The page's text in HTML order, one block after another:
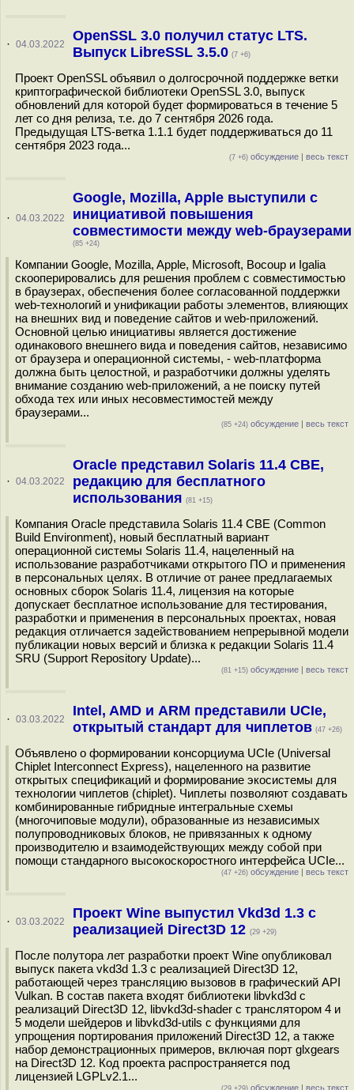
· 04.03.2022
OpenSSL 3.0 получил статус LTS.
Выпуск LibreSSL 3.5.0 (7 +6)
Проект OpenSSL объявил о долгосрочной поддержке ветки
криптографической библиотеки OpenSSL 3.0, выпуск
обновлений для которой будет формироваться в течение 5
лет со дня релиза, т.е. до 7 сентября 2026 года.
Предыдущая LTS-ветка 1.1.1 будет поддерживаться до 11
сентября 2023 года...
(7 +6) обсуждение | весь текст
· 04.03.2022
Google, Mozilla, Apple выступили с
инициативой повышения
совместимости между web-браузерами
(85 +24)
Компании Google, Mozilla, Apple, Microsoft, Bocoup и Igalia
скооперировались для решения проблем с совместимостью
в браузерах, обеспечения более согласованной поддержки
web-технологий и унификации работы элементов, влияющих
на внешних вид и поведение сайтов и web-приложений.
Основной целью инициативы является достижение
одинакового внешнего вида и поведения сайтов, независимо
от браузера и операционной системы, - web-платформа
должна быть целостной, и разработчики должны уделять
внимание созданию web-приложений, а не поиску путей
обхода тех или иных несовместимостей между
браузерами...
(85 +24) обсуждение | весь текст
· 04.03.2022
Oracle представил Solaris 11.4 CBE,
редакцию для бесплатного
использования (81 +15)
Компания Oracle представила Solaris 11.4 CBE (Common
Build Environment), новый бесплатный вариант
операционной системы Solaris 11.4, нацеленный на
использование разработчиками открытого ПО и применения
в персональных целях. В отличие от ранее предлагаемых
основных сборок Solaris 11.4, лицензия на которые
допускает бесплатное использование для тестирования,
разработки и применения в персональных проектах, новая
редакция отличается задействованием непрерывной модели
публикации новых версий и близка к редакции Solaris 11.4
SRU (Support Repository Update)...
(81 +15) обсуждение | весь текст
· 03.03.2022
Intel, AMD и ARM представили UCIe,
открытый стандарт для чиплетов (47 +26)
Объявлено о формировании консорциума UCIe (Universal
Chiplet Interconnect Express), нацеленного на развитие
открытых спецификаций и формирование экосистемы для
технологии чиплетов (chiplet). Чиплеты позволяют создавать
комбинированные гибридные интегральные схемы
(многочиповые модули), образованные из независимых
полупроводниковых блоков, не привязанных к одному
производителю и взаимодействующих между собой при
помощи стандарного высокоскоростного интерфейса UCIe...
(47 +26) обсуждение | весь текст
· 03.03.2022
Проект Wine выпустил Vkd3d 1.3 с
реализацией Direct3D 12 (29 +29)
После полутора лет разработки проект Wine опубликовал
выпуск пакета vkd3d 1.3 с реализацией Direct3D 12,
работающей через трансляцию вызовов в графический API
Vulkan. В состав пакета входят библиотеки libvkd3d с
реализаций Direct3D 12, libvkd3d-shader c транслятором 4 и
5 модели шейдеров и libvkd3d-utils с функциями для
упрощения портирования приложений Direct3D 12, а также
набор демонстрационных примеров, включая порт glxgears
на Direct3D 12. Код проекта распространяется под
лицензией LGPLv2.1...
(29 +29) обсуждение | весь текст